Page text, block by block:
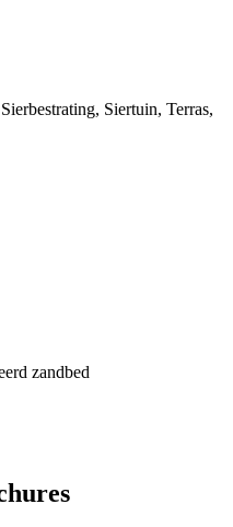
Sierbestrating, Siertuin, Terras,
zandbed